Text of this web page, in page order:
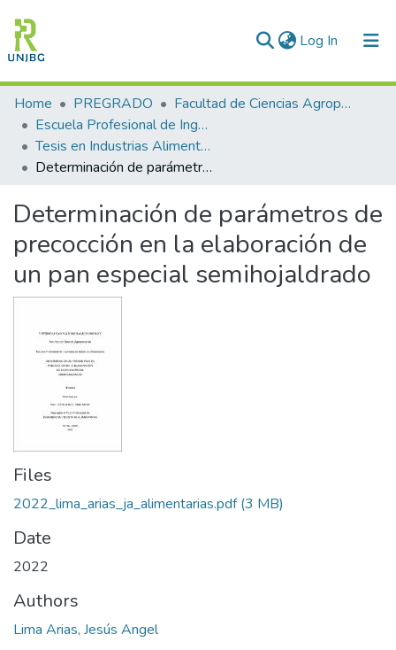
Log In (current)
Communities & Collections
All of DSpace
Statistics
Enviar tesis
Home PREGRADO
Facultad de Ciencias Agropecuarias
Escuela Profesional de Ingeniería en Industrias Alimentarias
Tesis en Industrias Alimentarias
Determinación de parámetros de precocción en la elaboración de un pan especial semihojaldrado
Determinación de parámetros de
precocción en la elaboración de
un pan especial semihojaldrado
Files
2022_lima_arias_ja_alimentarias.pdf(3 MB)
Date
2022
Authors
Lima Arias, Jesús Angel